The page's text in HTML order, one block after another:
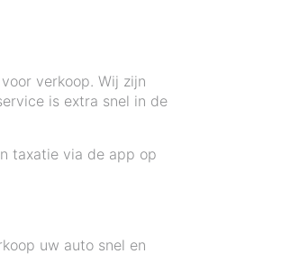
verkoop. Wij zijn
is extra snel in de
taxatie via de app op
uw auto snel en